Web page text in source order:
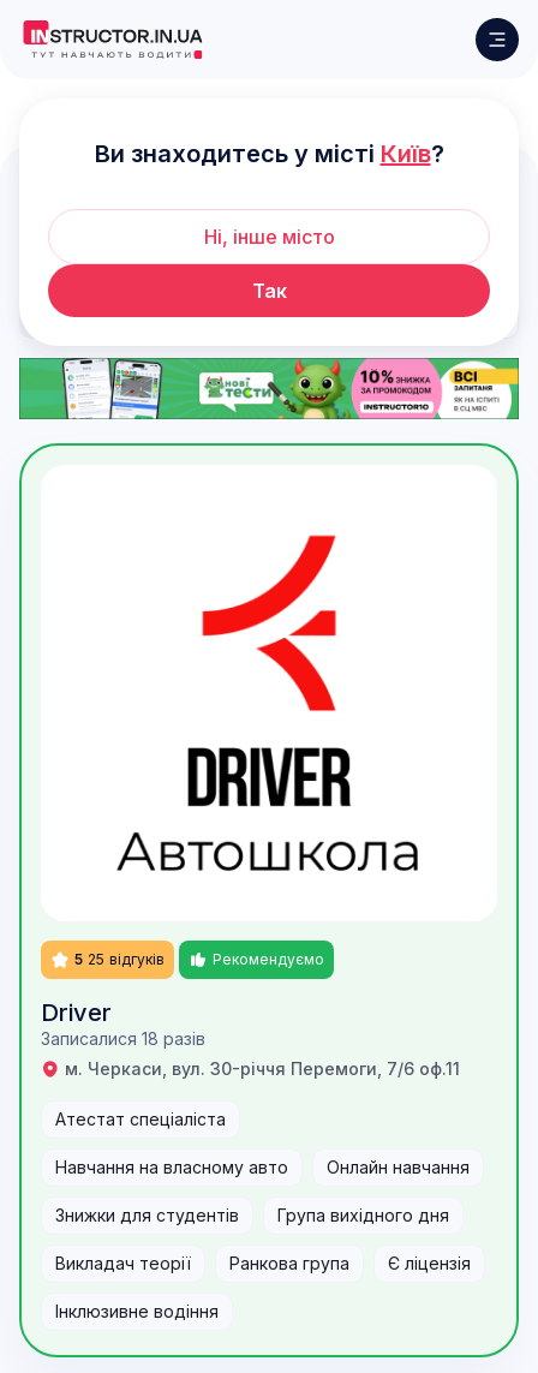
Фільтри Стандартне сортування
5 25 відгуків Рекомендуємо
Driver
Записалися 18 разів
м. Черкаси, вул. 30-річчя Перемоги, 7/6 оф.11
Атестат спеціаліста
Навчання на власному авто Онлайн навчання
Знижки для студентів Група вихідного дня
Викладач теорії Ранкова група Є ліцензія
Інклюзивне водіння
Ви знаходитесь у місті Київ?
Ні, інше місто
Так